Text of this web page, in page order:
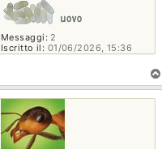
Messaggi: 2
Iscritto il: 01/06/2026, 15:36